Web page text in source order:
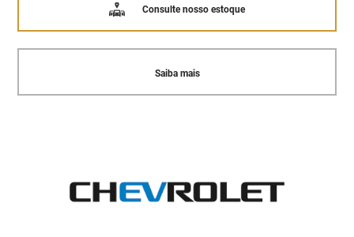
Consulte nosso estoque
Saiba mais